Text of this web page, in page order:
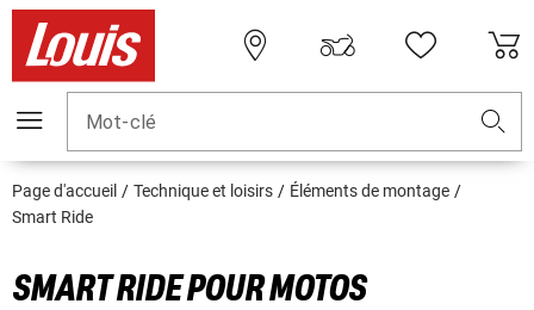
Mot-clé
Page d'accueil Technique et loisirs
Éléments de montage
Smart Ride
SMART RIDE POUR MOTOS